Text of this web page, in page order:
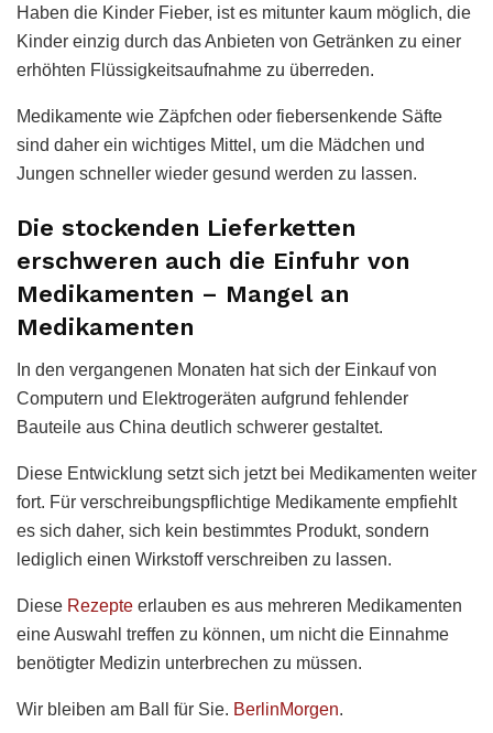
Haben die Kinder Fieber, ist es mitunter kaum möglich, die
Kinder einzig durch das Anbieten von Getränken zu einer
erhöhten Flüssigkeitsaufnahme zu überreden.
Medikamente wie Zäpfchen oder fiebersenkende Säfte
sind daher ein wichtiges Mittel, um die Mädchen und
Jungen schneller wieder gesund werden zu lassen.
Die stockenden Lieferketten
erschweren auch die Einfuhr von
Medikamenten – Mangel an
Medikamenten
In den vergangenen Monaten hat sich der Einkauf von
Computern und Elektrogeräten aufgrund fehlender
Bauteile aus China deutlich schwerer gestaltet.
Diese Entwicklung setzt sich jetzt bei Medikamenten weiter
fort. Für verschreibungspflichtige Medikamente empfiehlt
es sich daher, sich kein bestimmtes Produkt, sondern
lediglich einen Wirkstoff verschreiben zu lassen.
Diese Rezepte erlauben es aus mehreren Medikamenten
eine Auswahl treffen zu können, um nicht die Einnahme
benötigter Medizin unterbrechen zu müssen.
Wir bleiben am Ball für Sie. BerlinMorgen.